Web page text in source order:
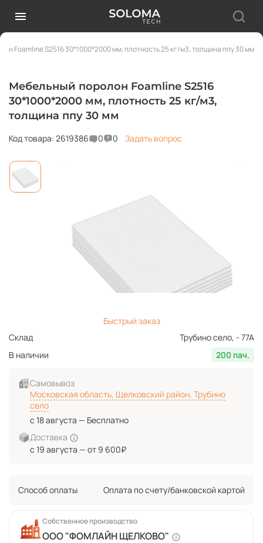
Foamline S2516 30*1000*2000 мм, плотность 25 кг/м3, толщина ппу 30 мм
Мебельный поролон Foamline S2516
30*1000*2000 мм, плотность 25 кг/м3,
толщина ппу 30 мм
Код товара: 2619386 0 0 Задать вопрос
Собственное производство
ООО "ФОМЛАЙН ЩЕЛКОВО"
Быстрый заказ
Склад
Трубино село, - 77А
В наличии
200 пач.
Самовывоз
Московская область, Щелковский район, Трубино
село
с 18 августа — Бесплатно
Доставка
с 19 августа — от 9 600₽
Способ оплаты Оплата по счету/банковской картой